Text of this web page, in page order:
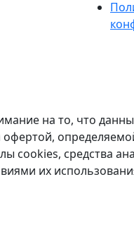
на то, что
cookies, средства
их